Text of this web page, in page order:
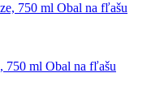
Obal na fľašu
Obal na fľašu